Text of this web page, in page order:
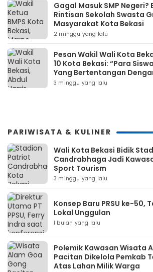
Gagal Masuk SMP Negeri?
Rintisan Sekolah Swasta
Masyarakat Kota Bekasi
2 minggu yang lalu
Pesan Wakil Wali Kota
10 Kota Bekasi: “Para
Yang Bertentangan
Masyarakat Maupun
3 minggu yang lalu
PARIWISATA & KULINER
Wali Kota Bekasi Bidik
Candrabhaga Jadi
Sport Tourism
3 minggu yang lalu
Konsep Baru PRSU ke-50,
Lokal Unggulan
1 bulan yang lalu
Polemik Kawasan Wisata
Pacitan Dikelola Pemkab
Atas Lahan Milik Warga